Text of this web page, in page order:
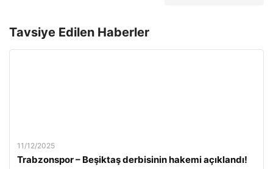
Tavsiye Edilen Haberler
11/12/2025
Trabzonspor – Beşiktaş derbisinin hakemi açıklandı!